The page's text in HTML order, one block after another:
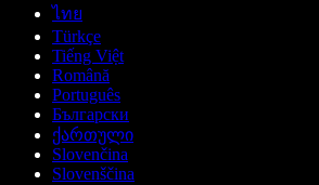
ไทย
Türkçe
Tiếng Việt
Română
Português
Български
ქართული
Slovenčina
Slovenščina